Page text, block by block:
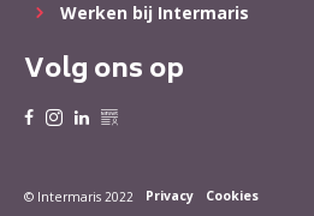
Werken bij Intermaris
Volg ons op
© Intermaris 2022 Privacy Cookies